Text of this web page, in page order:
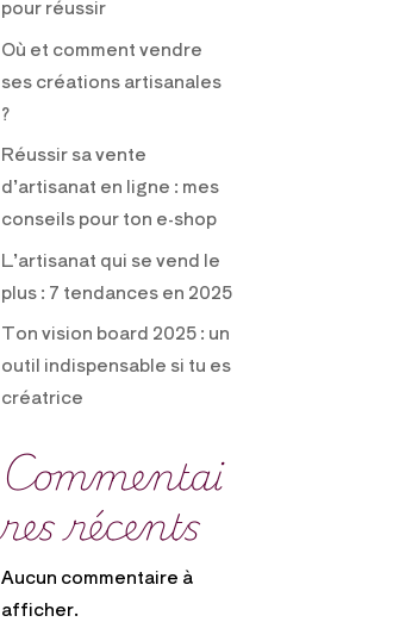
pour réussir
Où et comment vendre
ses créations artisanales
?
Réussir sa vente
d’artisanat en ligne : mes
conseils pour ton e-shop
L’artisanat qui se vend le
plus : 7 tendances en 2025
Ton vision board 2025 : un
outil indispensable si tu es
créatrice
Commentai
res récents
Aucun commentaire à
afficher.